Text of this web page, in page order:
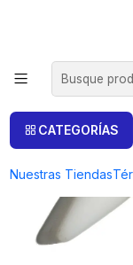
CATEGORÍAS
Nuestras Tiendas
Liquidación